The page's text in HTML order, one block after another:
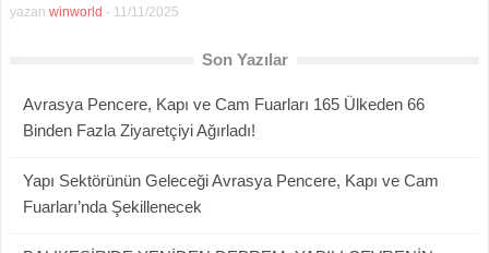
yazan winworld - 11/11/2025
Son Yazılar
Avrasya Pencere, Kapı ve Cam Fuarları 165 Ülkeden 66
Binden Fazla Ziyaretçiyi Ağırladı!
Yapı Sektörünün Geleceği Avrasya Pencere, Kapı ve Cam
Fuarları’nda Şekillenecek